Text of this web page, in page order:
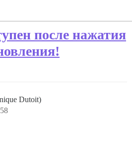
после нажатия
Dutoit)